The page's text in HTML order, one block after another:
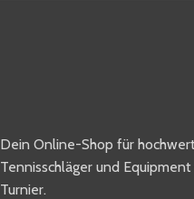
Dein Online-Shop für
Tennisschläger und
Turnier.